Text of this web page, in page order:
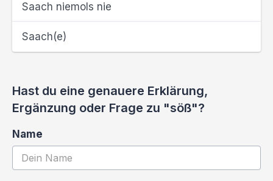
Saach niemols nie
Saach(e)
Hast du eine genauere Erklärung,
Ergänzung oder Frage zu "söß"?
Name